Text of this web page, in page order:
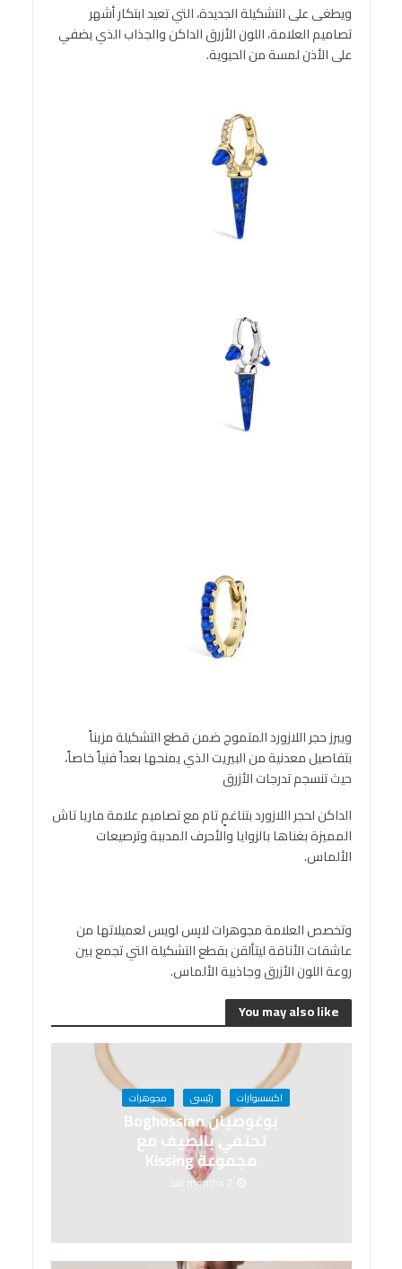
ويطغى على التشكيلة الجديدة، التي تعيد ابتكار أشهر
تصاميم العلامة، اللون الأزرق الداكن والجذاب الذي يضفي
على الأذن لمسة من الحيوية.
ويبرز حجر اللازورد المتموج ضمن قطع التشكيلة مزيناً
بتفاصيل معدنية من البيريت الذي يمنحها بعداً فنياً خاصاً،
حيث تنسجم تدرجات الأزرق
الداكن لحجر اللازورد بتناغمٍ تام مع تصاميم علامة ماريا تاش
المميزة بغناها بالزوايا والأحرف المدببة وترصيعات
الألماس.
وتخصص العلامة مجوهرات لابِس لويس لعميلاتها من
عاشقات الأناقة ليتألقن بقطع التشكيلة التي تجمع بين
روعة اللون الأزرق وجاذبية الألماس.
You may also like
اكسسوارات رئيسى مجوهرات
بوغوصيان Boghossian
تحتفي بالصيف مع
مجموعة Kissing
2 months منذ